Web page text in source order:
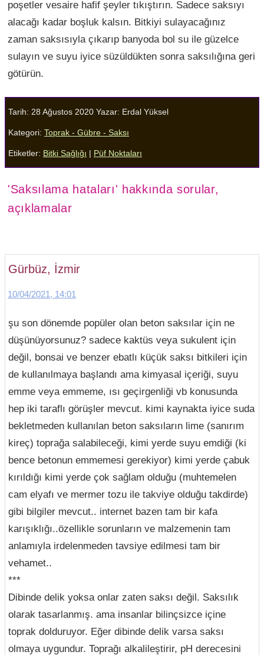
poşetler vesaire hafif şeyler tıkıştırın. Sadece saksıyı
alacağı kadar boşluk kalsın. Bitkiyi sulayacağınız
zaman saksısıyla çıkarıp banyoda bol su ile güzelce
sulayın ve suyu iyice süzüldükten sonra saksılığına geri
götürün.
Tarih: 28 Ağustos 2020 Yazar: Erdal Yüksel
Kategori: Toprak - Gübre - Saksı
Etiketler: Bitki Sağlığı | Püf Noktaları
'Saksılama hataları' hakkında sorular,
açıklamalar
Gürbüz, İzmir
10/04/2021, 14:01
şu son dönemde popüler olan beton saksılar için ne
düşünüyorsunuz? sadece kaktüs veya sukulent için
değil, bonsai ve benzer ebatlı küçük saksı bitkileri için
de kullanılmaya başlandı ama kimyasal içeriği, suyu
emme veya emmeme, ısı geçirgenliği vb konusunda
hep iki taraflı görüşler mevcut. kimi kaynakta iyice suda
bekletmeden kullanılan beton saksıların lime (sanırım
kireç) toprağa salabileceği, kimi yerde suyu emdiği (ki
bence betonun emmemesi gerekiyor) kimi yerde çabuk
kırıldığı kimi yerde çok sağlam olduğu (muhtemelen
cam elyafı ve mermer tozu ile takviye olduğu takdirde)
gibi bilgiler mevcut.. internet bazen tam bir kafa
karışıklığı..özellikle sorunların ve malzemenin tam
anlamıyla irdelenmeden tavsiye edilmesi tam bir
vehamet..
***
Dibinde delik yoksa onlar zaten saksı değil. Saksılık
olarak tasarlanmış. ama insanlar bilinçsizce içine
toprak dolduruyor. Eğer dibinde delik varsa saksı
olmaya uygundur. Toprağı alkalileştirir, pH derecesini